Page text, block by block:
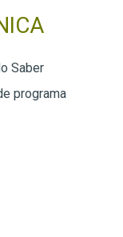
Saber
programa